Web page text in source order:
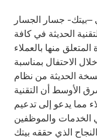
After Sales
Contact us
Branch & ATM
–بيتك- جسار الجسار
الحديثة في كافة
منها بالعملاء
الاحتفال بمناسبة
الحديثة من نظام
الأوسط أن التقنية
مما يدعو إلى تدعيم
والموظفين
الذي حققه بيتك